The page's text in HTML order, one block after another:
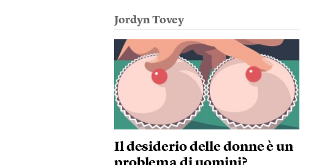
Jordyn Tovey
Il desiderio delle donne è un